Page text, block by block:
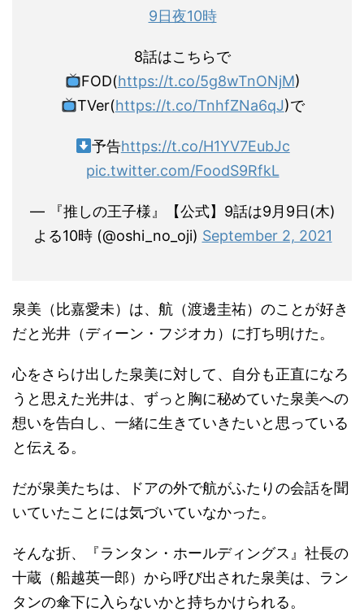
9日夜10時
8話はこちらで
FOD(https://t.co/5g8wTnONjM)
TVer(https://t.co/TnhfZNa6qJ)で
予告https://t.co/H1YV7EubJc
pic.twitter.com/FoodS9RfkL
— 『推しの王子様』【公式】9話は9月9日(木)
よる10時 (@oshi_no_oji) September 2, 2021
泉美（比嘉愛未）は、航（渡邊圭祐）のことが好き
だと光井（ディーン・フジオカ）に打ち明けた。
心をさらけ出した泉美に対して、自分も正直になろ
うと思えた光井は、ずっと胸に秘めていた泉美への
想いを告白し、一緒に生きていきたいと思っている
と伝える。
だが泉美たちは、ドアの外で航がふたりの会話を聞
いていたことには気づいていなかった。
そんな折、『ランタン・ホールディングス』社長の
十蔵（船越英一郎）から呼び出された泉美は、ラン
タンの傘下に入らないかと持ちかけられる。